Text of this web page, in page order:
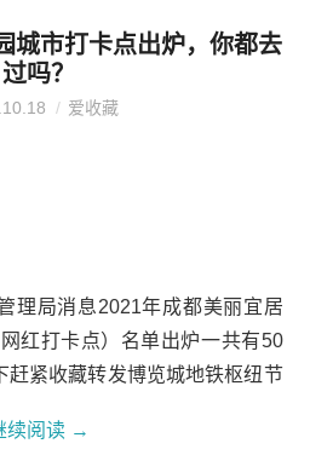
城市打卡点出炉，你都去
过吗？
爱收藏
理局消息2021年成都美丽宜居
网红打卡点）名单出炉一共有50
赶紧收藏转发博览城地铁枢纽节
谷...
续阅读 →